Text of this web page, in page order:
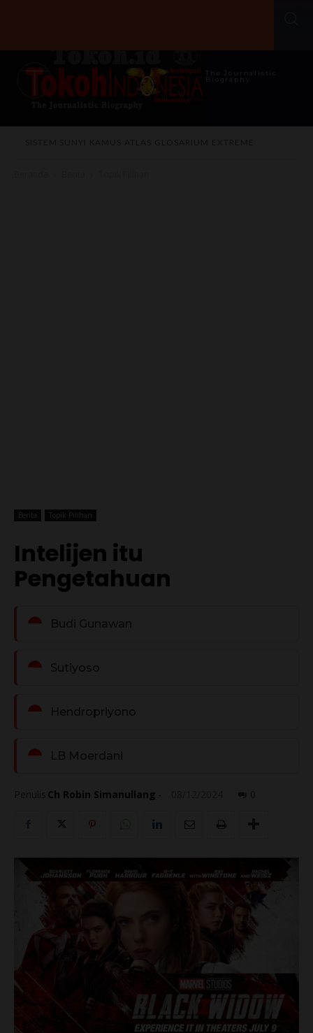
The Journalistic
Biography
Berita Topik Pilihan
Intelijen itu
Pengetahuan
Budi Gunawan
Sutiyoso
Hendropriyono
LB Moerdani
Ch Robin Simanullang